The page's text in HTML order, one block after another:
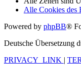
Alle Cookies des
Powered by phpBB®
Deutsche Übersetzung
PRIVACY_LINK |